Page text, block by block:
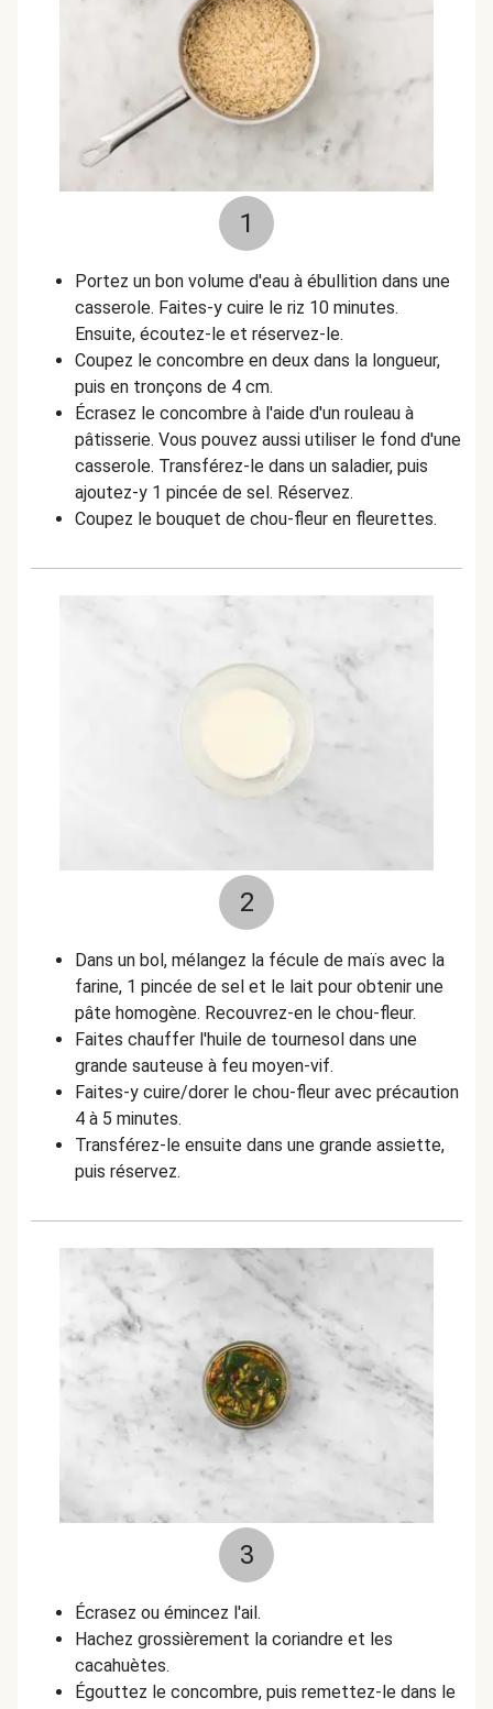
1
Portez un bon volume d'eau à ébullition dans une
casserole. Faites-y cuire le riz 10 minutes.
Ensuite, écoutez-le et réservez-le.
Coupez le concombre en deux dans la longueur,
puis en tronçons de 4 cm.
Écrasez le concombre à l'aide d'un rouleau à
pâtisserie. Vous pouvez aussi utiliser le fond d'une
casserole. Transférez-le dans un saladier, puis
ajoutez-y 1 pincée de sel. Réservez.
Coupez le bouquet de chou-fleur en fleurettes.
2
Dans un bol, mélangez la fécule de maïs avec la
farine, 1 pincée de sel et le lait pour obtenir une
pâte homogène. Recouvrez-en le chou-fleur.
Faites chauffer l'huile de tournesol dans une
grande sauteuse à feu moyen-vif.
Faites-y cuire/dorer le chou-fleur avec précaution
4 à 5 minutes.
Transférez-le ensuite dans une grande assiette,
puis réservez.
3
Écrasez ou émincez l'ail.
Hachez grossièrement la coriandre et les
cacahuètes.
Égouttez le concombre, puis remettez-le dans le